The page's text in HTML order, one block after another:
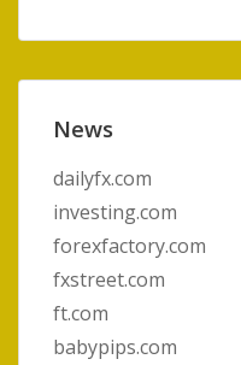
News
dailyfx.com
investing.com
forexfactory.com
fxstreet.com
ft.com
babypips.com